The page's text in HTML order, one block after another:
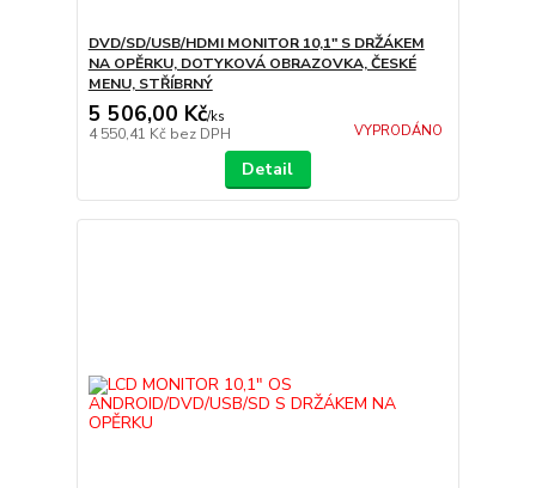
DVD/SD/USB/HDMI MONITOR 10,1" S DRŽÁKEM
NA OPĚRKU, DOTYKOVÁ OBRAZOVKA, ČESKÉ
MENU, STŘÍBRNÝ
5 506,00 Kč/ks
4 550,41 Kč bez DPH VYPRODÁNO
Detail